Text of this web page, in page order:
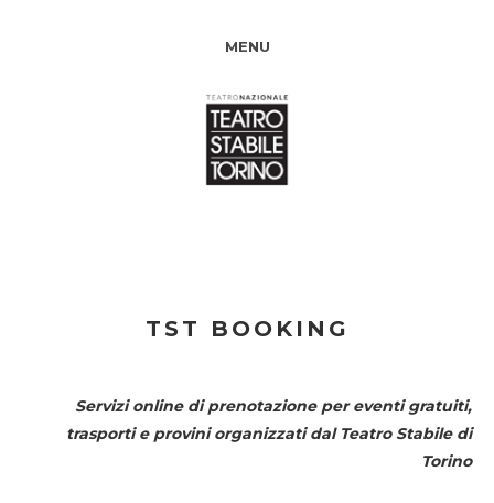
MENU
TST BOOKING
Servizi online di prenotazione per eventi gratuiti,
trasporti e provini organizzati dal Teatro Stabile di
Torino